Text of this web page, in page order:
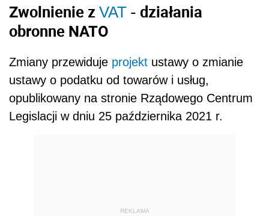
Zwolnienie z VAT - działania
obronne NATO
Zmiany przewiduje projekt ustawy o zmianie
ustawy o podatku od towarów i usług,
opublikowany na stronie Rządowego Centrum
Legislacji w dniu 25 października 2021 r.
REKLAMA